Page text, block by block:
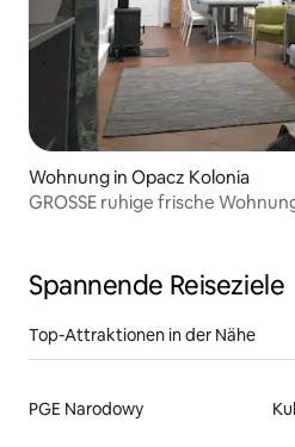
Wohnung in Opacz Kolonia
GROSSE ruhige frische
Spannende Reiseziele
Top-Attraktionen in der Nähe
PGE Narodowy